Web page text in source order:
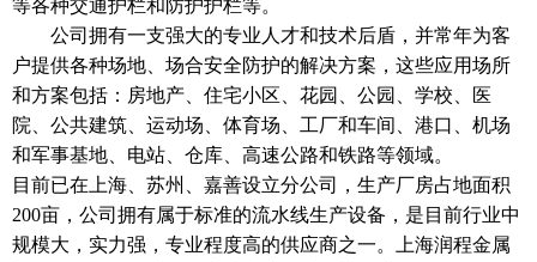
等各种交通护栏和防护护栏等。
公司拥有一支强大的专业人才和技术后盾，并常年为客
户提供各种场地、场合安全防护的解决方案，这些应用场所
和方案包括：房地产、住宅小区、花园、公园、学校、医
院、公共建筑、运动场、体育场、工厂和车间、港口、机场
和军事基地、电站、仓库、高速公路和铁路等领域。
目前已在上海、苏州、嘉善设立分公司，生产厂房占地面积
200亩，公司拥有属于标准的流水线生产设备，是目前行业中
规模大，实力强，专业程度高的供应商之一。上海润程金属